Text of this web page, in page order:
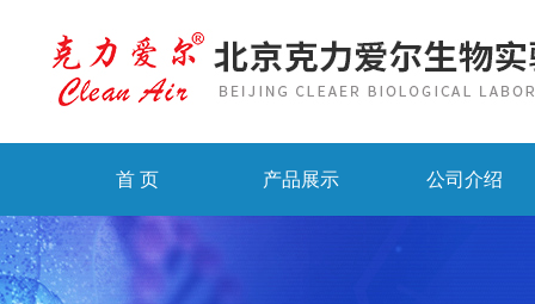
首 页 产品展示 公司介绍